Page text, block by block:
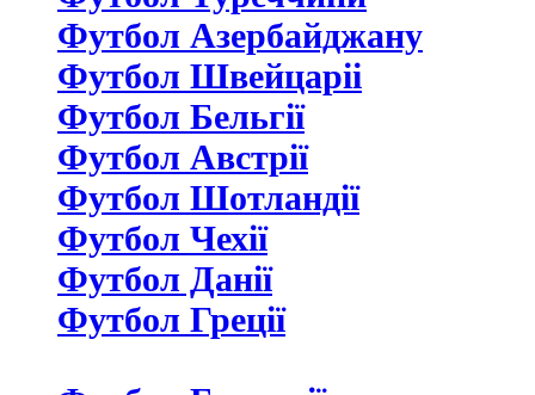
Футбол Азербайджану
Футбол Швейцаріі
Футбол Бельгії
Футбол Австрії
Футбол Шотландії
Футбол Чехії
Футбол Данії
Футбол Греції